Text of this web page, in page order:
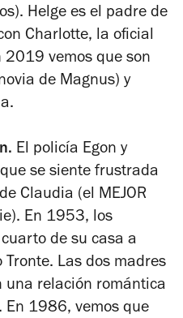
Helge es el padre de
Charlotte, la oficial
vemos que son
de Magnus) y
El policía Egon y
se siente frustrada
Claudia (el MEJOR
En 1953, los
de su casa a
Tronte. Las dos madres
una relación romántica
1986, vemos que